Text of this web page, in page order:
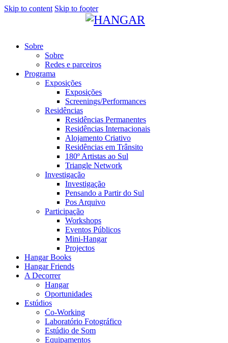
Skip to content Skip to footer
Sobre
Sobre
Redes e parceiros
Programa
Exposições
Exposições
Screenings/Performances
Residências
Residências Permanentes
Residências Internacionais
Alojamento Criativo
Residências em Trânsito
180º Artistas ao Sul
Triangle Network
Investigação
Investigação
Pensando a Partir do Sul
Pos Arquivo
Participação
Workshops
Eventos Públicos
Mini-Hangar
Projectos
Hangar Books
Hangar Friends
A Decorrer
Hangar
Oportunidades
Estúdios
Co-Working
Laboratório Fotográfico
Estúdio de Som
Equipamentos